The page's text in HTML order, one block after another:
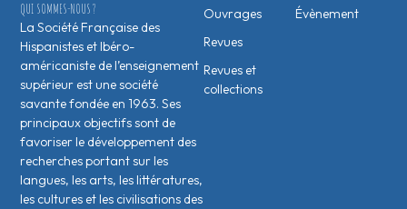
Évènement
Ouvrages
Revues
Revues et
collections
QUI SOMMES-NOUS ?
La Société Française des
Hispanistes et Ibéro-
américaniste de l’enseignement
supérieur est une société
savante fondée en 1963. Ses
principaux objectifs sont de
favoriser le développement des
recherches portant sur les
langues, les arts, les littératures,
les cultures et les civilisations des